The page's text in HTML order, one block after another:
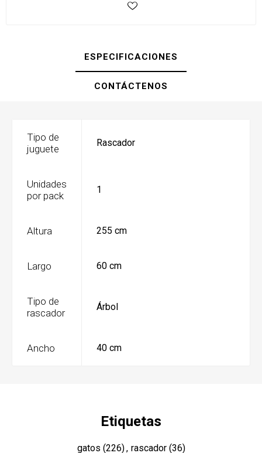
ESPECIFICACIONES
CONTÁCTENOS
Tipo de
juguete
Rascador
Unidades
por pack
1
Altura 255 cm
Largo 60 cm
Tipo de
rascador
Árbol
Ancho 40 cm
Etiquetas
gatos (226), rascador (36)